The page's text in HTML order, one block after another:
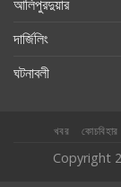
আলিপুরদুয়ার
দার্জিলিং
ঘটনাবলী
খবর কোচবিহার
Copyright